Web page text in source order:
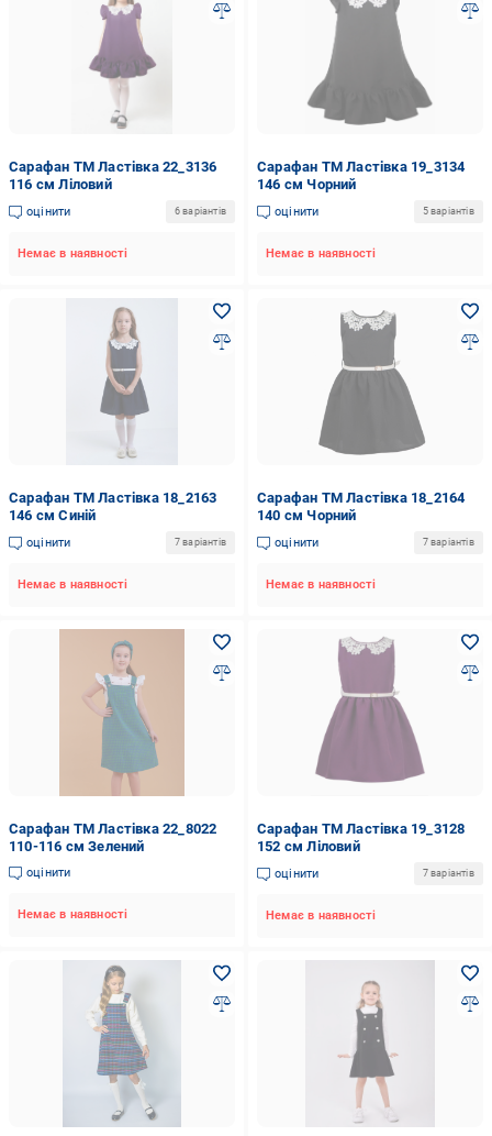
Сарафан ТМ Ластівка 22_3136
116 см Ліловий
оцінити 6 варіантів
Немає в наявності
Сарафан ТМ Ластівка 19_3134
146 см Чорний
оцінити 5 варіантів
Немає в наявності
Сарафан ТМ Ластівка 18_2163
146 см Синій
оцінити 7 варіантів
Немає в наявності
Сарафан ТМ Ластівка 18_2164
140 см Чорний
оцінити 7 варіантів
Немає в наявності
Сарафан ТМ Ластівка 22_8022
110-116 см Зелений
оцінити
Немає в наявності
Сарафан ТМ Ластівка 19_3128
152 см Ліловий
оцінити 7 варіантів
Немає в наявності